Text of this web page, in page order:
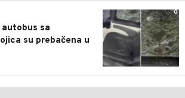
0
sa
su prebačena u